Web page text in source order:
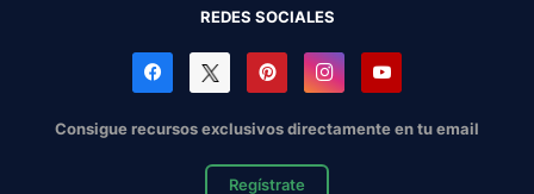
REDES SOCIALES
Consigue recursos exclusivos directamente en tu email
Regístrate